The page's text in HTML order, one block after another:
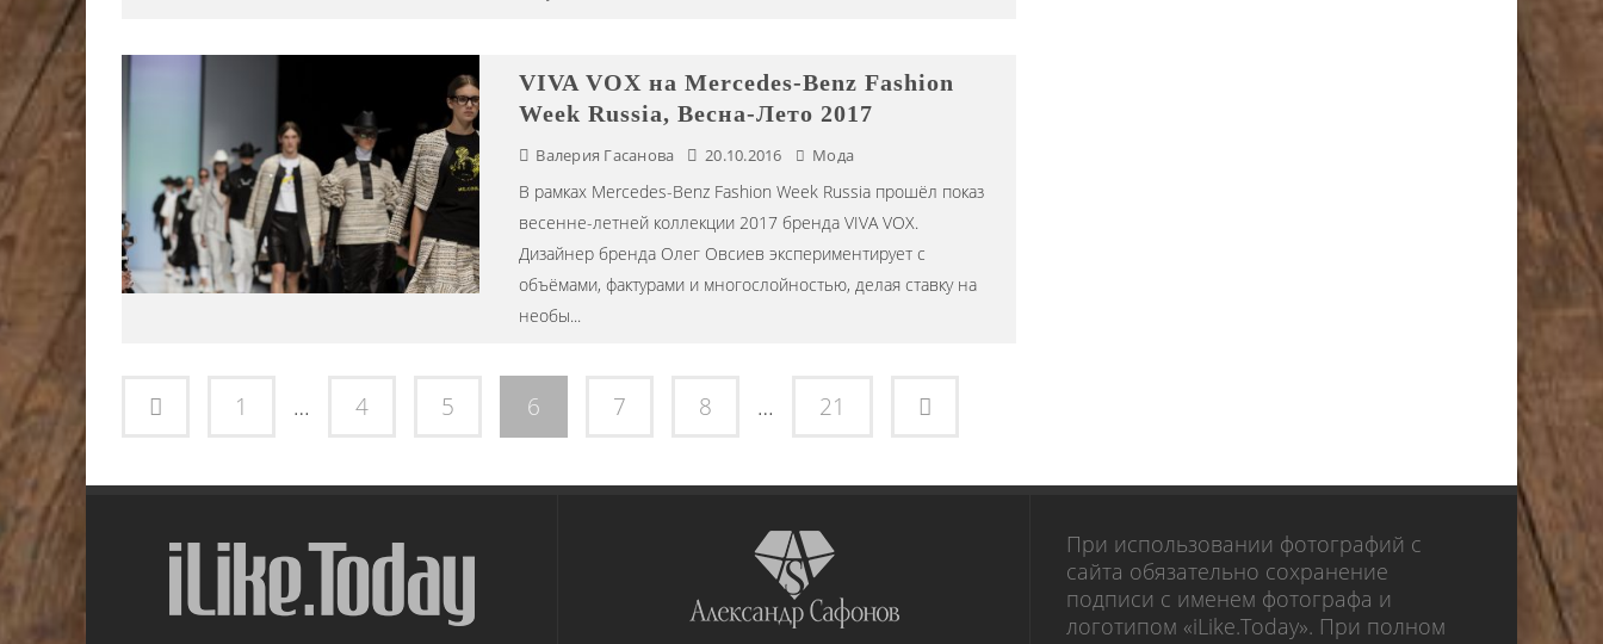
VIVA VOX на Mercedes-Benz Fashion
Week Russia, Весна-Лето 2017
Валерия Гасанова 20.10.2016 Мода
В рамках Mercedes-Benz Fashion Week Russia прошёл показ
весенне-летней коллекции 2017 бренда VIVA VOX.
Дизайнер бренда Олег Овсиев экспериментирует с
объёмами, фактурами и многослойностью, делая ставку на
необы...
1 … 4 5 6 7 8 … 21
При использовании фотографий с
сайта обязательно сохранение
подписи с именем фотографа и
логотипом «iLike.Today». При полном